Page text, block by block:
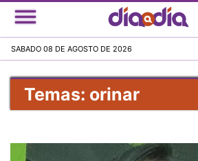
Pasar
al
principal
SABADO 08 DE AGOSTO DE 2026
Temas: orinar